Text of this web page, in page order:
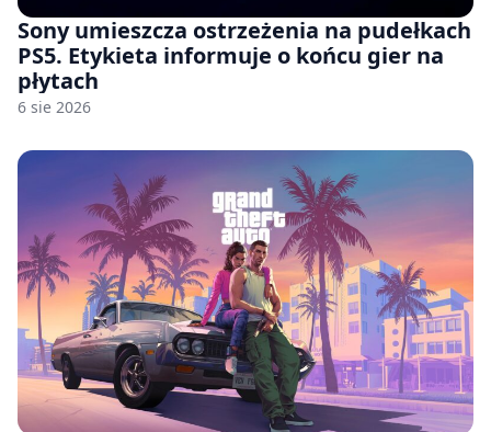
Sony umieszcza ostrzeżenia na pudełkach
PS5. Etykieta informuje o końcu gier na
płytach
6 sie 2026